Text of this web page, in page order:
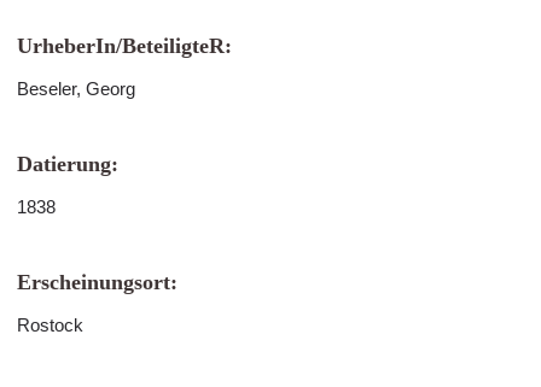
UrheberIn/BeteiligteR:
Beseler, Georg
Datierung:
1838
Erscheinungsort:
Rostock